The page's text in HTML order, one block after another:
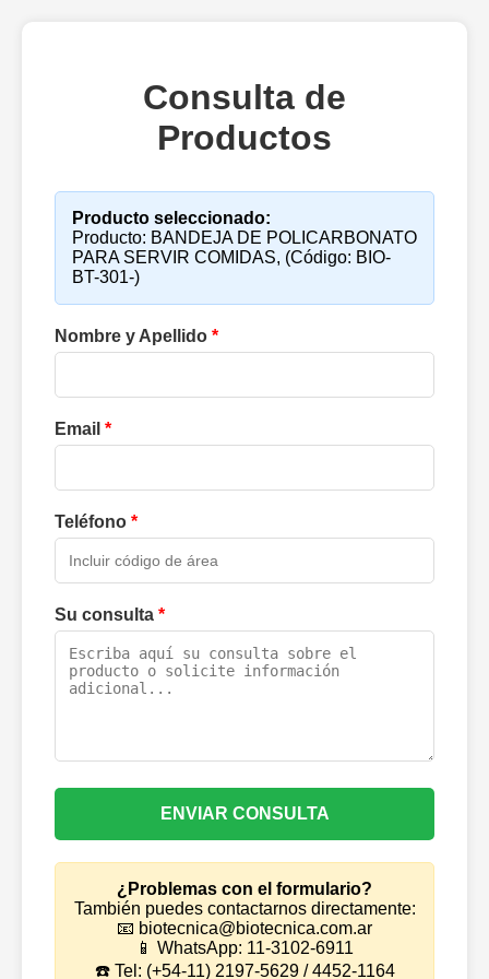
Consulta de
Productos
Producto seleccionado:
Producto: BANDEJA DE POLICARBONATO
PARA SERVIR COMIDAS, (Código: BIO-
BT-301-)
Nombre y Apellido *
Email *
Teléfono *
Su consulta *
ENVIAR CONSULTA
¿Problemas con el formulario?
También puedes contactarnos directamente:
📧 biotecnica@biotecnica.com.ar
📱 WhatsApp: 11-3102-6911
☎️ Tel: (+54-11) 2197-5629 / 4452-1164